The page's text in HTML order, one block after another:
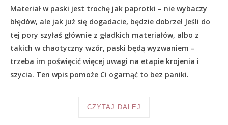
Materiał w paski jest trochę jak paprotki – nie wybaczy
błędów, ale jak już się dogadacie, będzie dobrze! Jeśli do
tej pory szyłaś głównie z gładkich materiałów, albo z
takich w chaotyczny wzór, paski będą wyzwaniem –
trzeba im poświęcić więcej uwagi na etapie krojenia i
szycia. Ten wpis pomoże Ci ogarnąć to bez paniki.
CZYTAJ DALEJ